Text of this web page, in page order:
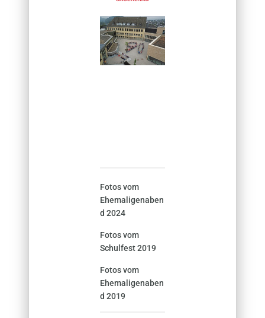
Fotos vom
Ehemaligenaben
d 2024
Fotos vom
Schulfest 2019
Fotos vom
Ehemaligenaben
d 2019